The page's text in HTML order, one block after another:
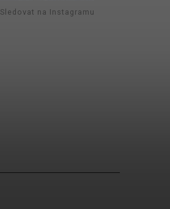
Sledovat na Instagramu